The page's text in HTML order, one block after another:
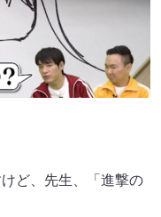
ど、先生、「進撃の